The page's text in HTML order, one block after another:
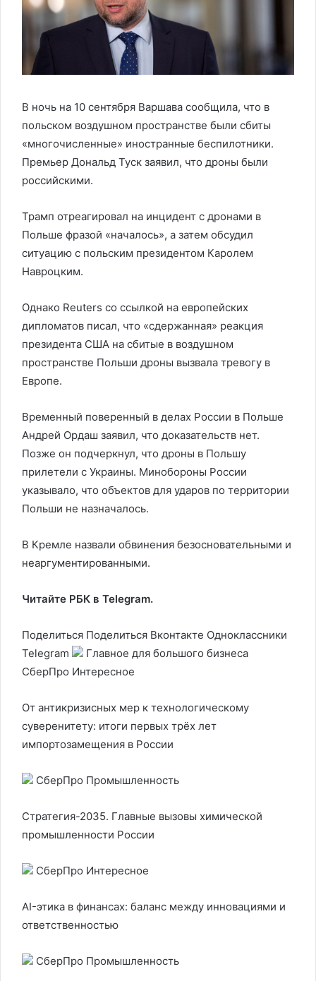
В ночь на 10 сентября Варшава сообщила, что в
польском воздушном пространстве были сбиты
«многочисленные» иностранные беспилотники.
Премьер Дональд Туск заявил, что дроны были
российскими.
Трамп отреагировал на инцидент с дронами в
Польше фразой «началось», а затем обсудил
ситуацию с польским президентом Каролем
Навроцким.
Однако Reuters со ссылкой на европейских
дипломатов писал, что «сдержанная» реакция
президента США на сбитые в воздушном
пространстве Польши дроны вызвала тревогу в
Европе.
Временный поверенный в делах России в Польше
Андрей Ордаш заявил, что доказательств нет.
Позже он подчеркнул, что дроны в Польшу
прилетели с Украины. Минобороны России
указывало, что объектов для ударов по территории
Польши не назначалось.
В Кремле назвали обвинения безосновательными и
неаргументированными.
Читайте РБК в Telegram.
Поделиться Поделиться Вконтакте Одноклассники
Telegram
Главное для большого бизнеса
СберПро Интересное
От антикризисных мер к технологическому
суверенитету: итоги первых трёх лет
импортозамещения в России
СберПро Промышленность
Стратегия-2035. Главные вызовы химической
промышленности России
СберПро Интересное
AI-этика в финансах: баланс между инновациями и
ответственностью
СберПро Промышленность